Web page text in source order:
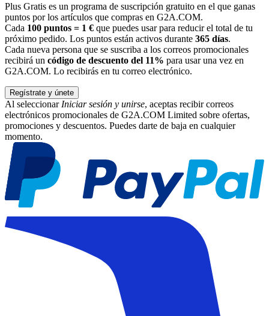
Plus Gratis es un programa de suscripción gratuito en el que ganas
puntos por los artículos que compras en G2A.COM.
Cada 100 puntos = 1 € que puedes usar para reducir el total de tu
próximo pedido. Los puntos están activos durante 365 días.
Cada nueva persona que se suscriba a los correos promocionales
recibirá un código de descuento del 11% para usar una vez en
G2A.COM. Lo recibirás en tu correo electrónico.
Regístrate y únete
Al seleccionar Iniciar sesión y unirse, aceptas recibir correos
electrónicos promocionales de G2A.COM Limited sobre ofertas,
promociones y descuentos. Puedes darte de baja en cualquier
momento.